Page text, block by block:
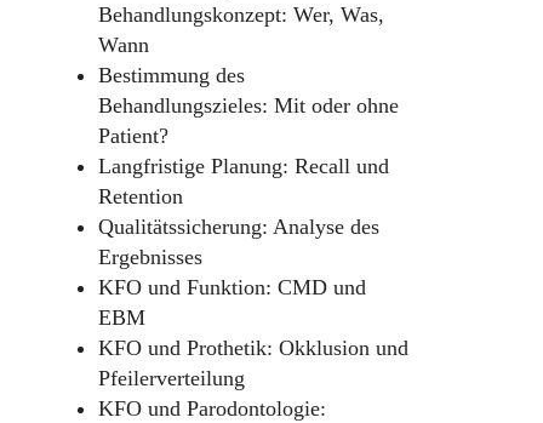
Behandlungskonzept: Wer, Was,
Wann
Bestimmung des
Behandlungszieles: Mit oder ohne
Patient?
Langfristige Planung: Recall und
Retention
Qualitätssicherung: Analyse des
Ergebnisses
KFO und Funktion: CMD und
EBM
KFO und Prothetik: Okklusion und
Pfeilerverteilung
KFO und Parodontologie: